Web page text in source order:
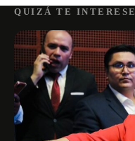
QUIZÁ TE INTERESE